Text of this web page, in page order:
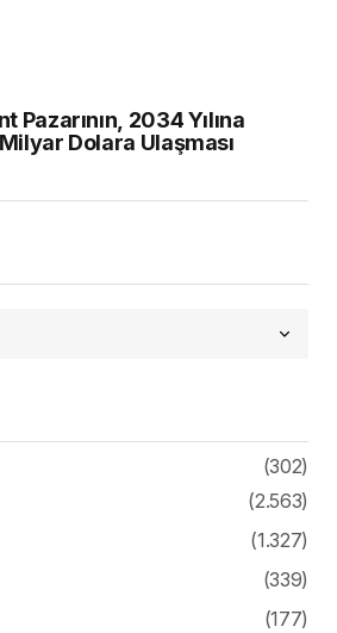
Pazarının, 2034 Yılına
Dolara Ulaşması
(302)
(2.563)
(1.327)
(339)
(177)